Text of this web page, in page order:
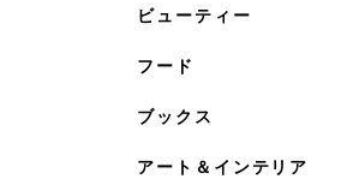
ビューティー
フード
ブックス
アート＆インテリア